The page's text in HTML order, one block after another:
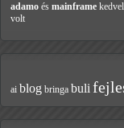
adamo és mainframe
volt
ai blog bringa buli